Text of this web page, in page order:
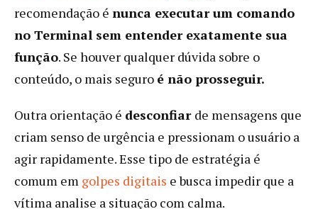
recomendação é nunca executar um comando
no Terminal sem entender exatamente sua
função. Se houver qualquer dúvida sobre o
conteúdo, o mais seguro é não prosseguir.
Outra orientação é desconfiar de mensagens que
criam senso de urgência e pressionam o usuário a
agir rapidamente. Esse tipo de estratégia é
comum em golpes digitais e busca impedir que a
vítima analise a situação com calma.